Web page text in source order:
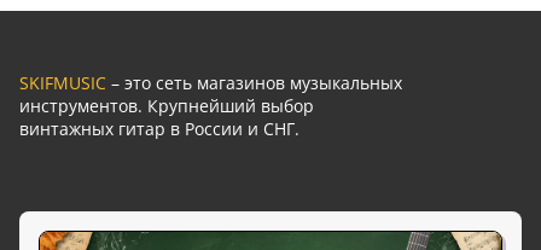
SKIFMUSIC – это сеть магазинов музыкальных
инструментов. Крупнейший выбор
винтажных гитар в России и СНГ.